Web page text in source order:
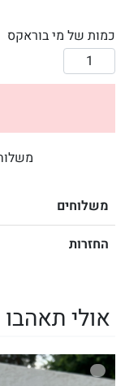
כמות של מי בוראקס
משלוח
משלוחים
החזרות
אולי